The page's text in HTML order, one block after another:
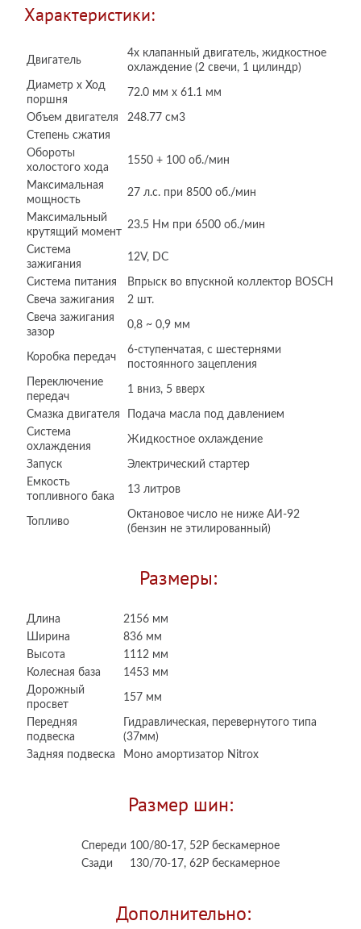
Характеристики:
Двигатель
4х клапанный двигатель, жидкостное
охлаждение (2 свечи, 1 цилиндр)
Диаметр х Ход
поршня
72.0 мм x 61.1 мм
Объем двигателя
248.77 см3
Степень сжатия
Обороты
холостого хода
1550 + 100 об./мин
Максимальная
мощность
27 л.с. при 8500 об./мин
Максимальный
крутящий момент
23.5 Нм при 6500 об./мин
Система
зажигания
12V, DC
Система питания
Впрыск во впускной коллектор BOSCH
Свеча зажигания
2 шт.
Свеча зажигания
зазор
0,8 ~ 0,9 мм
Коробка передач
6-ступенчатая, с шестернями
постоянного зацепления
Переключение
передач
1 вниз, 5 вверх
Cмазка двигателя
Подача масла под давлением
Система
охлаждения
Жидкостное охлаждение
Запуск
Электрический стартер
Емкость
топливного бака
13 литров
Топливо
Октановое число не ниже АИ-92
(бензин не этилированный)
Размеры:
Длина
2156 мм
Ширина
836 мм
Высота
1112 мм
Колесная база
1453 мм
Дорожный
просвет
157 мм
Передняя
подвеска
Гидравлическая, перевернутого типа
(37мм)
Задняя подвеска
Моно амортизатор Nitrox
Размер шин:
Спереди 100/80-17, 52P бескамерное
Сзади
130/70-17, 62P бескамерное
Дополнительно: